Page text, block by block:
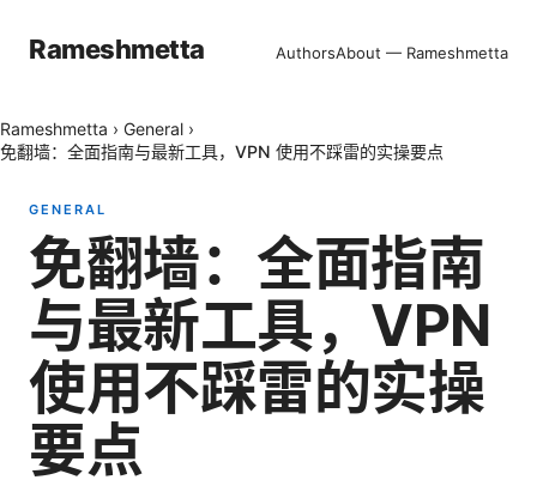
Rameshmetta AuthorsAbout — Rameshmetta
Rameshmetta › General ›
免翻墙：全面指南与最新工具，VPN 使用不踩雷的实操要点
GENERAL
免翻墙：全面指南
与最新工具，VPN
使用不踩雷的实操
要点